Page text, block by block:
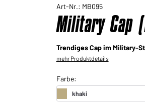
Art-Nr.: MB095
Military Cap
Trendiges Cap im Military-
mehr Produktdetails